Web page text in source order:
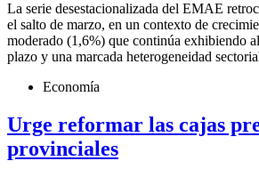
La serie desestacionalizada del EMAE
el salto de marzo, en un contexto de
moderado (1,6%) que continúa exhibiendo
plazo y una marcada heterogeneidad
Economía
Urge reformar las cajas
provinciales